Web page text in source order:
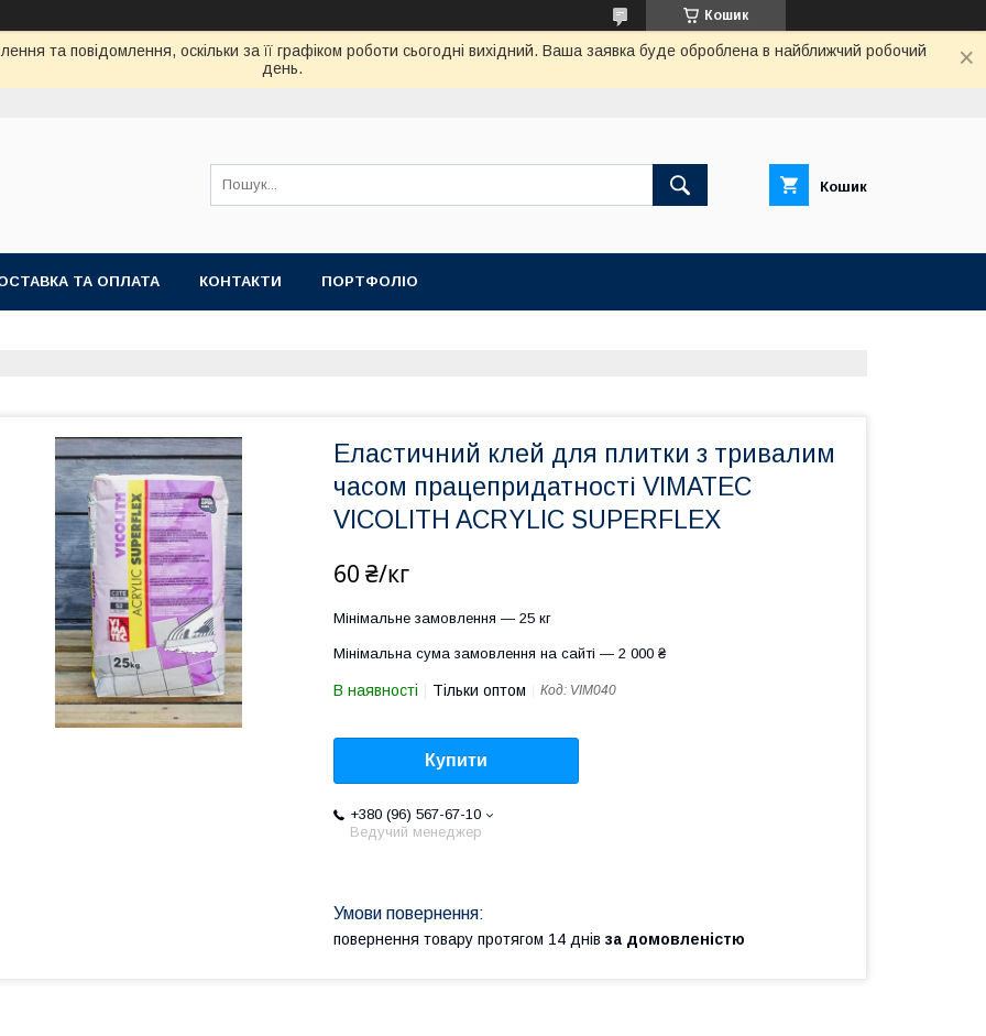
Кошик
та повідомлення, оскільки за її графіком роботи сьогодні вихідний. Ваша заявка буде оброблена в найближчий робочий
день.
Кошик
ТА ОПЛАТА КОНТАКТИ ПОРТФОЛІО
Еластичний клей для плитки з тривалим
часом працепридатності VIMATEC
VICOLITH ACRYLIC SUPERFLEX
60 ₴/кг
Мінімальне замовлення — 25 кг
Мінімальна сума замовлення на сайті — 2 000 ₴
В наявності Тільки оптом Код: VIM040
Купити
+380 (96) 567-67-10
Ведучий менеджер
повернення товару протягом 14 днів за домовленістю